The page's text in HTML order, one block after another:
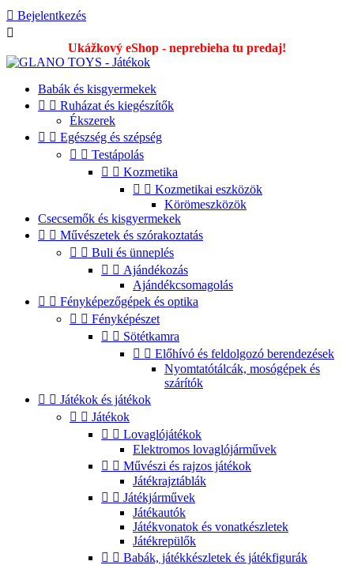
 Bejelentkezés

Ukážkový eShop - neprebieha tu predaj!
Babák és kisgyermekek
  Ruházat és kiegészítők
Ékszerek
  Egészség és szépség
  Testápolás
  Kozmetika
  Kozmetikai eszközök
Körömeszközök
Csecsemők és kisgyermekek
  Művészetek és szórakoztatás
  Buli és ünneplés
  Ajándékozás
Ajándékcsomagolás
  Fényképezőgépek és optika
  Fényképészet
  Sötétkamra
  Előhívó és feldolgozó berendezések
Nyomtatótálcák, mosógépek és
szárítók
  Játékok és játékok
  Játékok
  Lovaglójátékok
Elektromos lovaglójárművek
  Művészi és rajzos játékok
Játékrajztáblák
  Játékjárművek
Játékautók
Játékvonatok és vonatkészletek
Játékrepülők
  Babák, játékkészletek és játékfigurák